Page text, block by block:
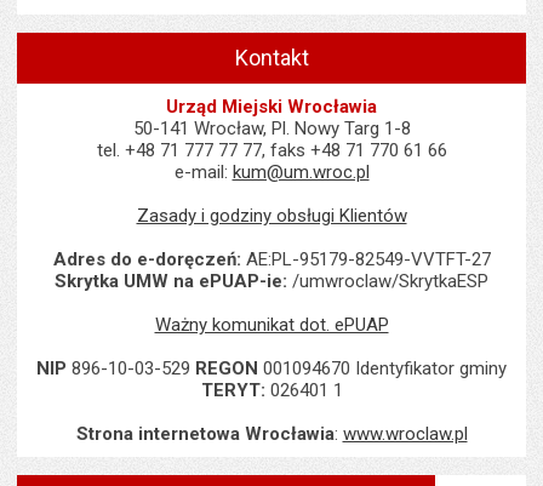
Kontakt
Urząd Miejski Wrocławia
50-141 Wrocław, Pl. Nowy Targ 1-8
tel. +48 71 777 77 77, faks +48 71 770 61 66
e-mail: kum@um.wroc.pl
Zasady i godziny obsługi Klientów
Adres do e-doręczeń: AE:PL-95179-82549-VVTFT-27
Skrytka UMW na ePUAP-ie: /umwroclaw/SkrytkaESP
Ważny komunikat dot. ePUAP
NIP 896-10-03-529 REGON 001094670 Identyfikator gminy
TERYT: 026401 1
Strona internetowa Wrocławia: www.wroclaw.pl